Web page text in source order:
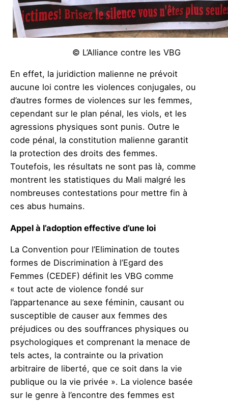
© L’Alliance contre les VBG
En effet, la juridiction malienne ne prévoit
aucune loi contre les violences conjugales, ou
d’autres formes de violences sur les femmes,
cependant sur le plan pénal, les viols, et les
agressions physiques sont punis. Outre le
code pénal, la constitution malienne garantit
la protection des droits des femmes.
Toutefois, les résultats ne sont pas là, comme
montrent les statistiques du Mali malgré les
nombreuses contestations pour mettre fin à
ces abus humains.
Appel à l’adoption effective d’une loi
La Convention pour l’Elimination de toutes
formes de Discrimination à l’Egard des
Femmes (CEDEF) définit les VBG comme
« tout acte de violence fondé sur
l’appartenance au sexe féminin, causant ou
susceptible de causer aux femmes des
préjudices ou des souffrances physiques ou
psychologiques et comprenant la menace de
tels actes, la contrainte ou la privation
arbitraire de liberté, que ce soit dans la vie
publique ou la vie privée ». La violence basée
sur le genre à l’encontre des femmes est